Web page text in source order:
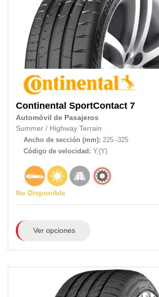
Continental SportContact 7
Automóvil de Pasajeros
Summer / Highway Terrain
Ancho de sección (mm): 225 -325
Código de velocidad: Y,(Y)
No Disponible
Ver opciones